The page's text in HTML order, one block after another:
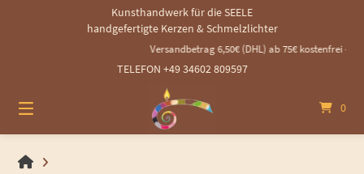
Kunsthandwerk für die SEELE
handgefertigte Kerzen & Schmelzlichter
Versandbetrag 6,50€ (DHL) ab 75€ kostenfrei - 14
TELEFON +49 34602 809597
0
HANDGEMACHTE